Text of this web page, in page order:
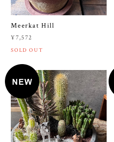
Meerkat Hill
¥7,572
SOLD OUT